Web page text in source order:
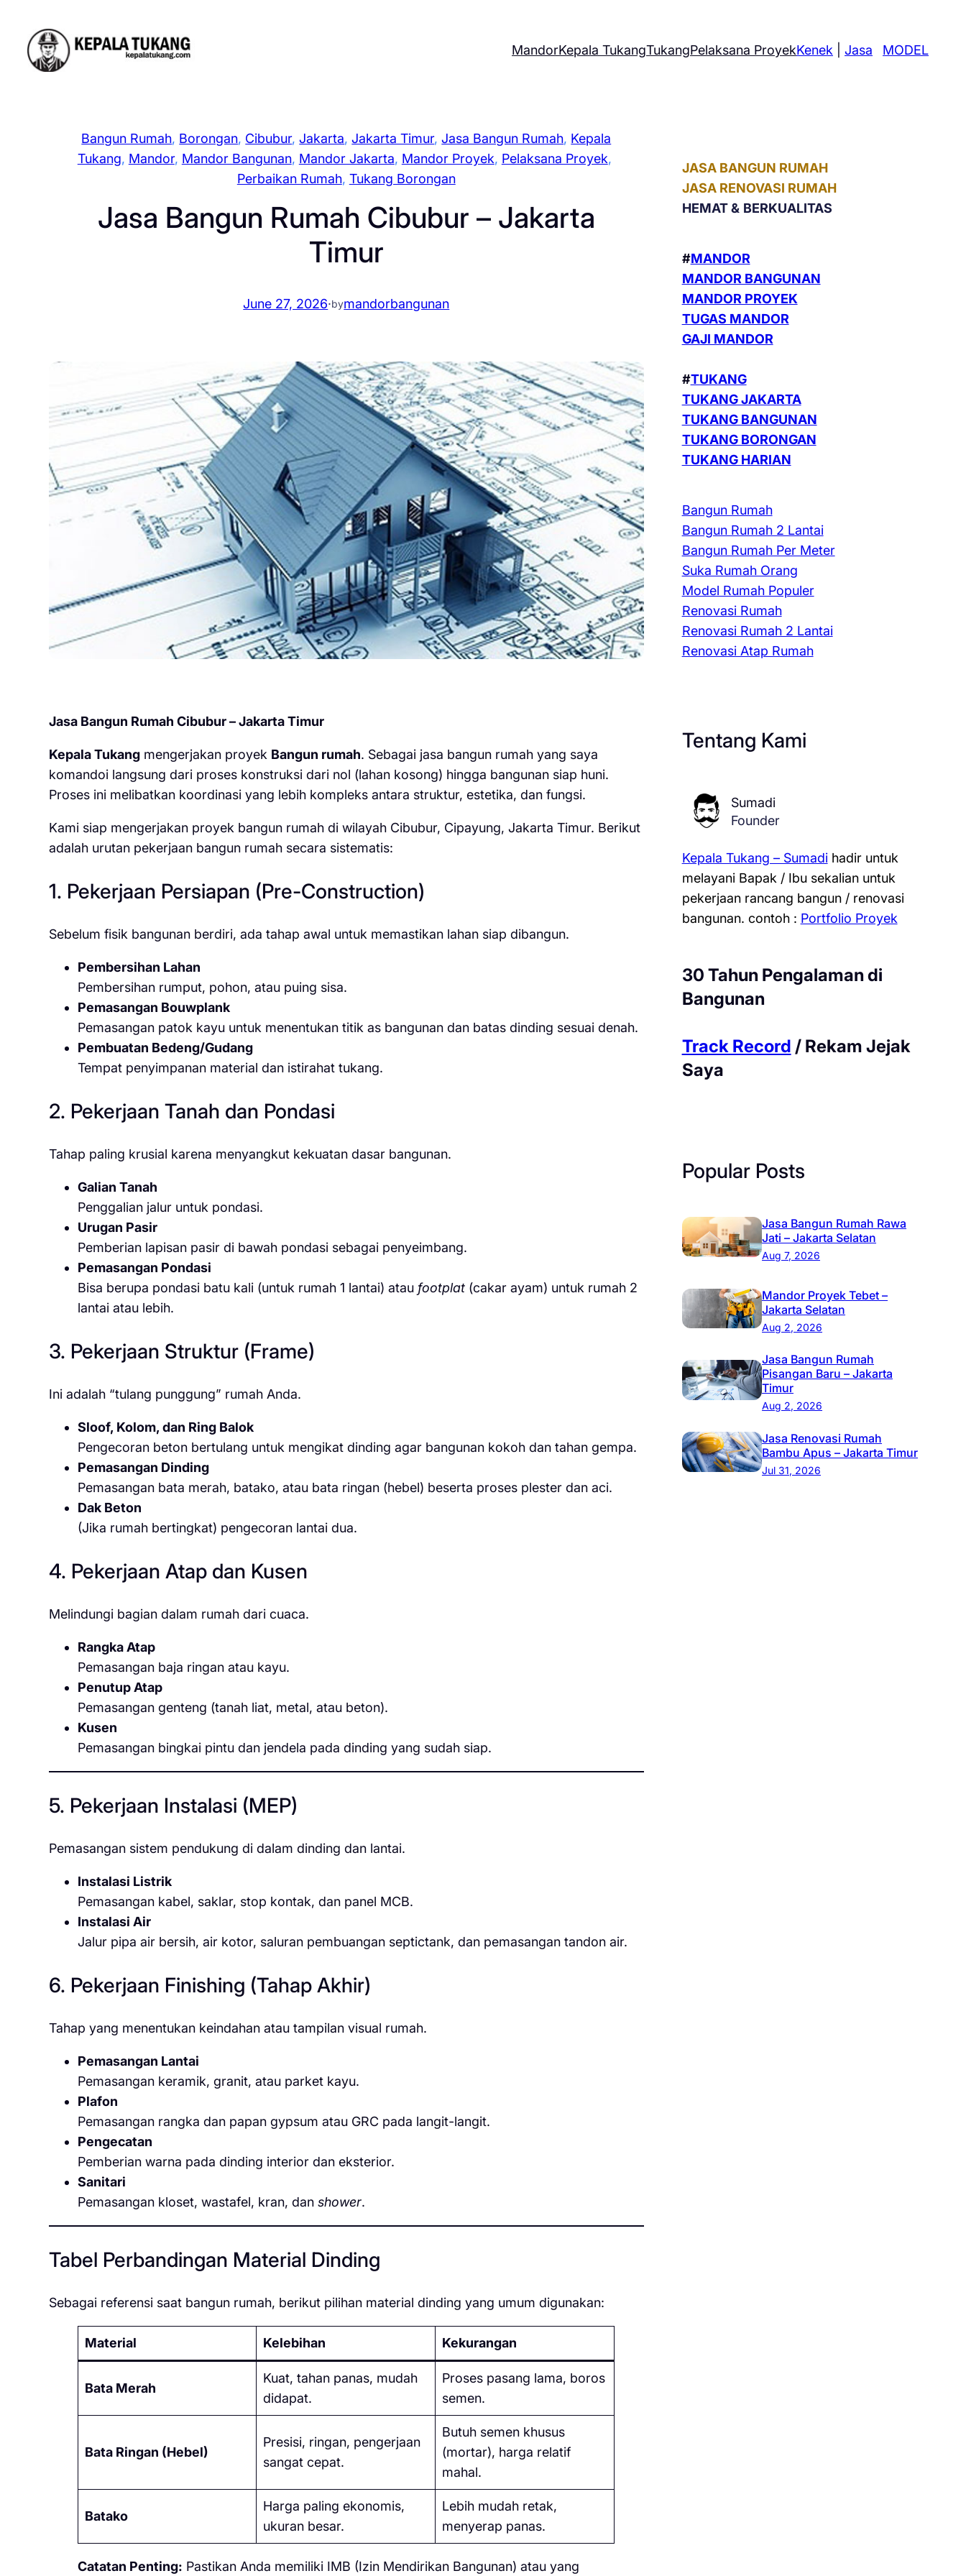
content
MandorKepala TukangTukangPelaksana ProyekKenek |Jasa MODEL
Bangun Rumah, Borongan, Cibubur, Jakarta, Jakarta Timur, Jasa Bangun Rumah, Kepala
Tukang, Mandor, Mandor Bangunan, Mandor Jakarta, Mandor Proyek, Pelaksana Proyek
Perbaikan Rumah, Tukang Borongan
Jasa Bangun Rumah Cibubur – Jakarta
Timur
June 27, 2026·bymandorbangunan
Jasa Bangun Rumah Cibubur – Jakarta Timur
Kepala Tukangmengerjakan proyek Bangun rumah. Sebagai jasa bangun rumah yang saya
komandoi langsung dari proses konstruksi dari nol (lahan kosong) hingga bangunan siap huni.
Proses ini melibatkan koordinasi yang lebih kompleks antara struktur, estetika, dan fungsi.
Kami siap mengerjakan proyek bangun rumah di wilayah Cibubur, Cipayung, Jakarta Timur. Berikut
adalah urutan pekerjaan bangun rumah secara sistematis:
1. Pekerjaan Persiapan (Pre-Construction)
Sebelum fisik bangunan berdiri, ada tahap awal untuk memastikan lahan siap dibangun.
Pembersihan Lahan
Pembersihan rumput, pohon, atau puing sisa.
Pemasangan Bouwplank
Pemasangan patok kayu untuk menentukan titik as bangunan dan batas dinding sesuai denah.
Pembuatan Bedeng/Gudang
Tempat penyimpanan material dan istirahat tukang.
2. Pekerjaan Tanah dan Pondasi
Tahap paling krusial karena menyangkut kekuatan dasar bangunan.
Galian Tanah
Penggalian jalur untuk pondasi.
Urugan Pasir
Pemberian lapisan pasir di bawah pondasi sebagai penyeimbang.
Pemasangan Pondasi
Bisa berupa pondasi batu kali (untuk rumah 1 lantai) atau footplat(cakar ayam) untuk rumah 2
lantai atau lebih.
3. Pekerjaan Struktur (Frame)
Ini adalah “tulang punggung” rumah Anda.
Sloof, Kolom, dan Ring Balok
Pengecoran beton bertulang untuk mengikat dinding agar bangunan kokoh dan tahan gempa.
Pemasangan Dinding
Pemasangan bata merah, batako, atau bata ringan (hebel) beserta proses plester dan aci.
Dak Beton
(Jika rumah bertingkat) pengecoran lantai dua.
4. Pekerjaan Atap dan Kusen
Melindungi bagian dalam rumah dari cuaca.
Rangka Atap
Pemasangan baja ringan atau kayu.
Penutup Atap
Pemasangan genteng (tanah liat, metal, atau beton).
Kusen
Pemasangan bingkai pintu dan jendela pada dinding yang sudah siap.
5. Pekerjaan Instalasi (MEP)
Pemasangan sistem pendukung di dalam dinding dan lantai.
Instalasi Listrik
Pemasangan kabel, saklar, stop kontak, dan panel MCB.
Instalasi Air
Jalur pipa air bersih, air kotor, saluran pembuangan septictank, dan pemasangan tandon air.
6. Pekerjaan Finishing (Tahap Akhir)
Tahap yang menentukan keindahan atau tampilan visual rumah.
Pemasangan Lantai
Pemasangan keramik, granit, atau parket kayu.
Plafon
Pemasangan rangka dan papan gypsum atau GRC pada langit-langit.
Pengecatan
Pemberian warna pada dinding interior dan eksterior.
Sanitari
Pemasangan kloset, wastafel, kran, dan shower.
Tabel Perbandingan Material Dinding
Sebagai referensi saat bangun rumah, berikut pilihan material dinding yang umum digunakan:
Material Kelebihan Kekurangan
Bata Merah
Kuat, tahan panas, mudah
didapat.
Proses pasang lama, boros
semen.
Bata Ringan (Hebel)
Presisi, ringan, pengerjaan
sangat cepat.
Butuh semen khusus
(mortar), harga relatif
mahal.
Batako
Harga paling ekonomis,
ukuran besar.
Lebih mudah retak,
menyerap panas.
Catatan Penting: Pastikan Anda memiliki IMB (Izin Mendirikan Bangunan) atau yang
JASA BANGUN RUMAH
JASA RENOVASI RUMAH
HEMAT & BERKUALITAS
#MANDOR
MANDOR BANGUNAN
MANDOR PROYEK
TUGAS MANDOR
GAJI MANDOR
#TUKANG
TUKANG JAKARTA
TUKANG BANGUNAN
TUKANG BORONGAN
TUKANG HARIAN
Bangun Rumah
Bangun Rumah 2 Lantai
Bangun Rumah Per Meter
Suka Rumah Orang
Model Rumah Populer
Renovasi Rumah
Renovasi Rumah 2 Lantai
Renovasi Atap Rumah
Tentang Kami
Sumadi
Founder
Kepala Tukang – Sumadihadir untuk
melayani Bapak / Ibu sekalian untuk
pekerjaan rancang bangun / renovasi
bangunan. contoh : Portfolio Proyek
30 Tahun Pengalaman di
Bangunan
Track Record / Rekam Jejak
Saya
Popular Posts
Jasa Bangun Rumah Rawa
Jati – Jakarta Selatan
Aug 7, 2026
Mandor Proyek Tebet –
Jakarta Selatan
Aug 2, 2026
Jasa Bangun Rumah
Pisangan Baru – Jakarta
Timur
Aug 2, 2026
Jasa Renovasi Rumah
Bambu Apus – Jakarta Timur
Jul 31, 2026